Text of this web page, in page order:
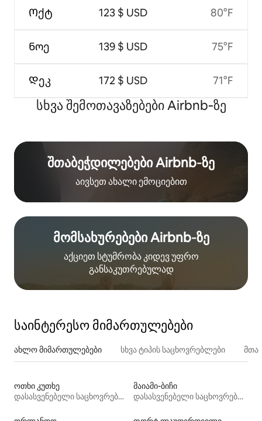
Ოქტ
Ნოე
Დეკ
123 $ USD
139 $ USD
172 $ USD
80°F
75°F
71°F
სხვა შემოთავაზებები Airbnb‑ზე
შთაბეჭდილებები Airbnb‑ზე
აივსეთ ახალი ემოციებით
მომსახურებები Airbnb‑ზე
აქციეთ სტუმრობა კიდევ უფრო
განსაკუთრებულად
საინტერესო მიმართულებები
ახლო მიმართულებები სხვა ტიპის საცხოვრებლები
ოთხი კუთხე
დასასვენებელი საცხოვრებლები
მაიამი-ბიჩი
დასასვენებელი საცხოვრებლები